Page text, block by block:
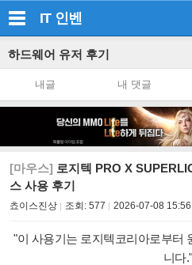
IT 인벤
하드웨어 유저 후기
내글 내 댓글
[마우스] 로지텍 PRO X
스 사용 후기
쵸이스진상 조회: 577 2026-07-08
"이 사용기는 로지텍코리아로부터
니다."